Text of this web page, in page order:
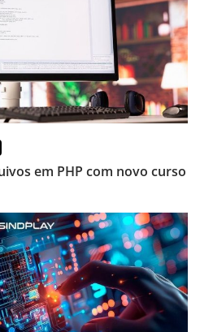
em PHP com novo curso